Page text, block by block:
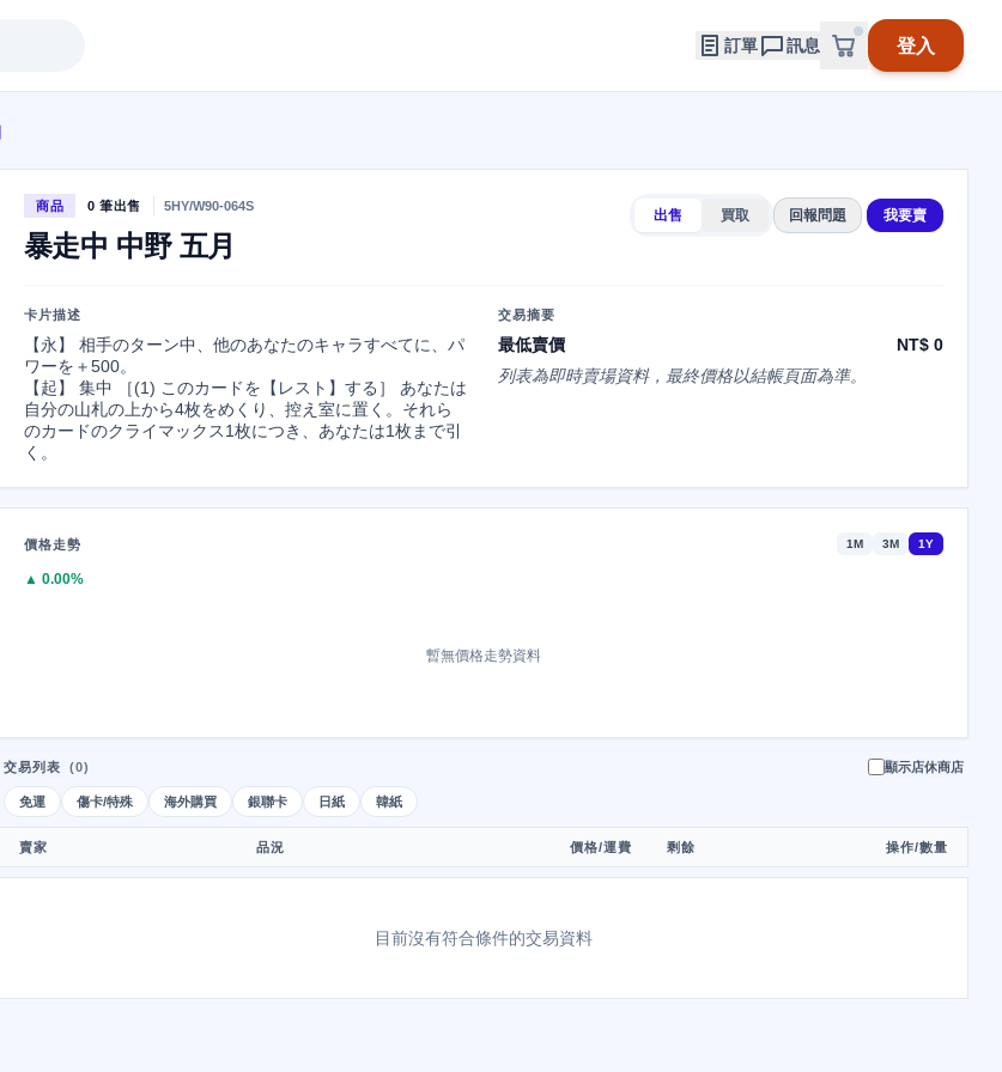
訂單 訊息 登入
商品 0 筆出售 5HY/W90-064S
暴走中 中野 五月
出售 買取 回報問題 我要賣
卡片描述
【永】 相手のターン中、他のあなたのキャラすべてに、パ
ワーを＋500。
【起】 集中 ［(1) このカードを【レスト】する］ あなたは
自分の山札の上から4枚をめくり、控え室に置く。それら
のカードのクライマックス1枚につき、あなたは1枚まで引
く。
交易摘要
最低賣價
NT$ 0
列表為即時賣場資料，最終價格以結帳頁面為準。
價格走勢 1M 3M 1Y
▲ 0.00%
暫無價格走勢資料
交易列表 (0) 顯示店休商店
免運 傷卡/特殊 海外購買 銀聯卡 日紙 韓紙
賣家 品況 價格/運費 剩餘 操作/數量
目前沒有符合條件的交易資料